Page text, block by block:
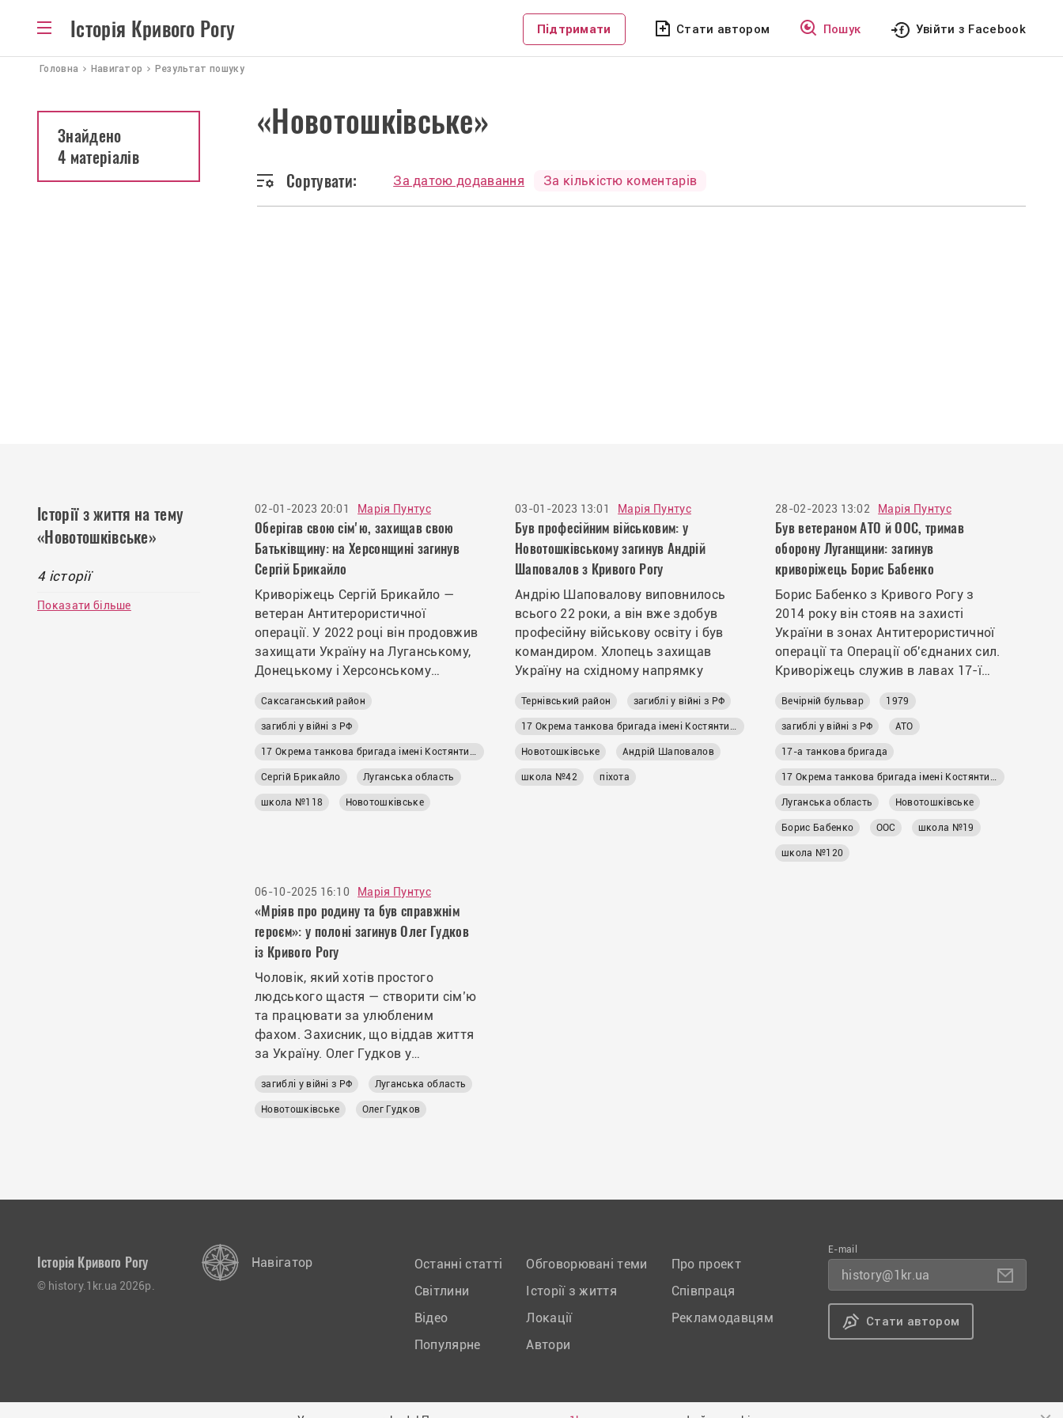
Історія Кривого Рогу Підтримати Стати автором Пошук Увійти з Facebook
Головна Навигатор Результат пошуку
«Новотошківське»
Сортувати: За датою додавання За кількістю коментарів
Знайдено
4 матеріалів
Історії з життя на тему
«Новотошківське»
4 історії
Показати більше
02-01-2023 20:01 Марія Пунтус
Оберігав свою сім'ю, захищав свою
Батьківщину: на Херсонщині загинув
Сергій Брикайло
Криворіжець Сергій Брикайло —
ветеран Антитерористичної
операції. У 2022 році він продовжив
захищати Україну на Луганському,
Донецькому і Херсонському
Саксаганський район
загиблі у війні з РФ
17 Окрема танкова бригада імені Костянтина Пестушка
Сергій Брикайло Луганська область
школа №118 Новотошківське
03-01-2023 13:01 Марія Пунтус
Був професійним військовим: у
Новотошківському загинув Андрій
Шаповалов з Кривого Рогу
Андрію Шаповалову виповнилось
всього 22 роки, а він вже здобув
професійну військову освіту і був
командиром. Хлопець захищав
Україну на східному напрямку
Тернівський район загиблі у війні з РФ
17 Окрема танкова бригада імені Костянтина Пестушка
Новотошківське Андрій Шаповалов
школа №42 піхота
28-02-2023 13:02 Марія Пунтус
Був ветераном АТО й ООС, тримав
оборону Луганщини: загинув
криворіжець Борис Бабенко
Борис Бабенко з Кривого Рогу з
2014 року він стояв на захисті
України в зонах Антитерористичної
операції та Операції об'єднаних сил.
Криворіжець служив в лавах 17-ї
де загинув у квітні 2022 року
Вечірній бульвар 1979
загиблі у війні з РФ АТО
17-а танкова бригада
17 Окрема танкова бригада імені Костянтина Пестушка
Луганська область Новотошківське
Борис Бабенко ООС школа №19
школа №120
06-10-2025 16:10 Марія Пунтус
«Мріяв про родину та був справжнім
героєм»: у полоні загинув Олег Гудков
із Кривого Рогу
Чоловік, який хотів простого
людського щастя — створити сім’ю
та працювати за улюбленим
фахом. Захисник, що віддав життя
за Україну. Олег Гудков у
загиблі у війні з РФ Луганська область
Новотошківське Олег Гудков
Історія Кривого Рогу
© history.1kr.ua 2026р.
Навігатор
Останні статті
Світлини
Відео
Популярне
Обговорювані теми
Історії з життя
Локації
Автори
Про проект
Співпраця
Рекламодавцям
E-mail
history@1kr.ua
Стати автором